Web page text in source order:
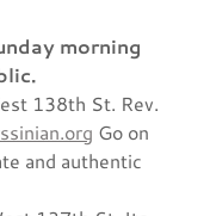
morning
138th St. Rev.
Go on
and authentic